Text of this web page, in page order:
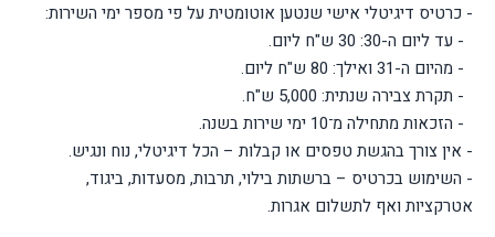
- כרטיס דיגיטלי אישי שנטען אוטומטית על פי מספר ימי השירות:
- עד ליום ה-30: 30 ש"ח ליום.
- מהיום ה-31 ואילך: 80 ש"ח ליום.
- תקרת צבירה שנתית: 5,000 ש"ח.
- הזכאות מתחילה מ־10 ימי שירות בשנה.
- אין צורך בהגשת טפסים או קבלות – הכל דיגיטלי, נוח ונגיש.
- השימוש בכרטיס – ברשתות בילוי, תרבות, מסעדות, ביגוד,
אטרקציות ואף לתשלום אגרות.